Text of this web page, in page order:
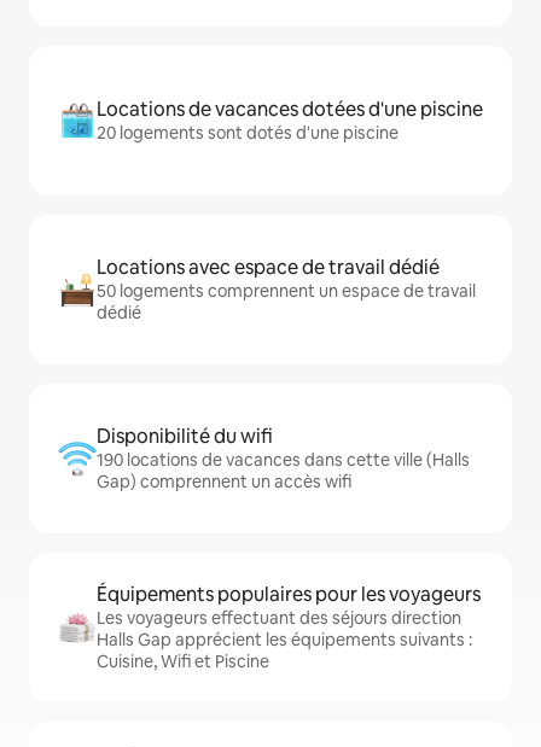
Locations de vacances dotées d'une piscine
20 logements sont dotés d'une piscine
Locations avec espace de travail dédié
50 logements comprennent un espace de travail
dédié
Disponibilité du wifi
190 locations de vacances dans cette ville (Halls
Gap) comprennent un accès wifi
Équipements populaires pour les voyageurs
Les voyageurs effectuant des séjours direction
Halls Gap apprécient les équipements suivants :
Cuisine, Wifi et Piscine